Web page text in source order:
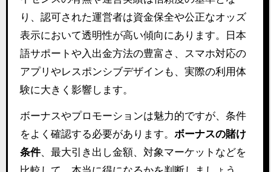
り、認可された運営者は資金保全や公正なオッズ
表示において透明性が高い傾向にあります。日本
語サポートや入出金方法の豊富さ、スマホ対応の
アプリやレスポンシブデザインも、実際の利用体
験に大きく影響します。
ボーナスやプロモーションは魅力的ですが、条件
をよく確認する必要があります。 ボーナスの賭け
条件、最大引き出し金額、対象マーケットなどを